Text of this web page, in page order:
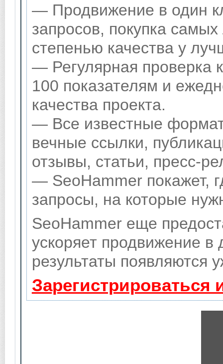
— Продвижение в один
запросов, покупка
степенью качества у
— Регулярная проверка
100 показателям и
качества проекта.
— Все известные
вечные ссылки,
отзывы, статьи, пресс-
— SeoHammer покажет,
запросы, на которые
SeoHammer еще
ускоряет продвижение в
результаты появляются
Зарегистрироваться